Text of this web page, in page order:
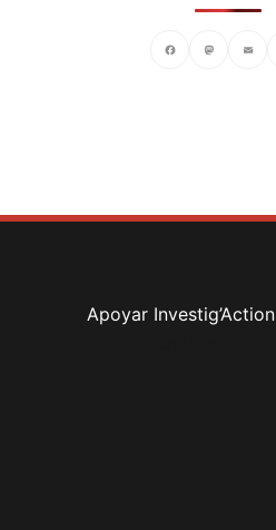
Apoyar Investig’Action